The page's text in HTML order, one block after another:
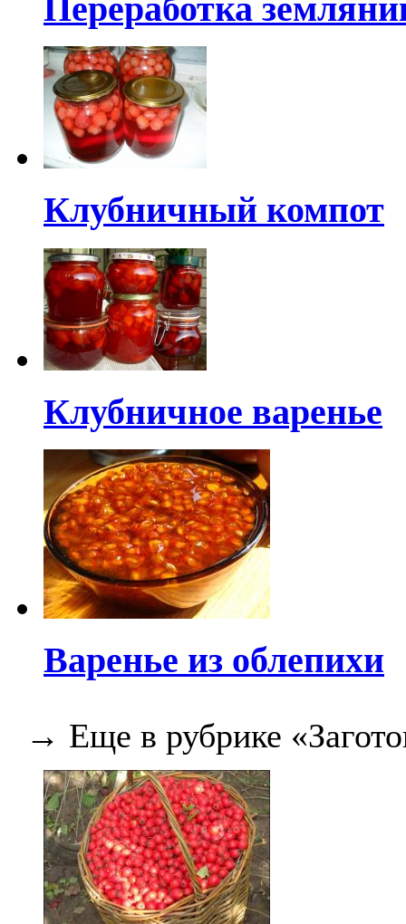
Переработка
Клубничный компот
Клубничное варенье
Варенье из облепихи
→ Еще в рубрике